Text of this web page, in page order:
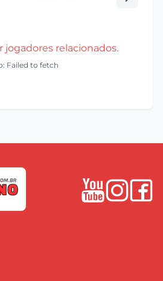
jogadores relacionados.
Failed to fetch